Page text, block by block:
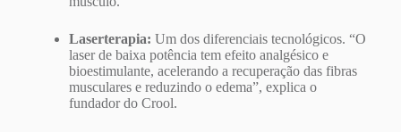
Laserterapia: Um dos diferenciais tecnológicos. “O
laser de baixa potência tem efeito analgésico e
bioestimulante, acelerando a recuperação das fibras
musculares e reduzindo o edema”, explica o
fundador do Crool.